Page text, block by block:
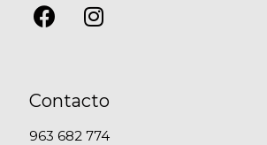
Contacto
963 682 774